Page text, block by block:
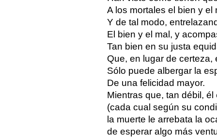
A los mortales el bien y el
Y de tal modo,
El bien y el mal, y
Tan bien en su justa
Que, en lugar de certeza,
Sólo puede albergar la
De una felicidad mayor.
Mientras que, tan débil, él
(cada cual según su
la muerte le arrebata la
de esperar algo más